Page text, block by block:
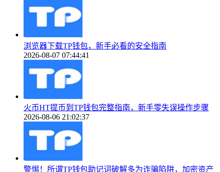
浏览器下载TP钱包，新手必看的安全指南
2026-08-07 07:44:41
火币HT提币到TP钱包完整指南，新手零失误操作步骤
2026-08-06 21:02:37
警惕！所谓TP钱包助记词破解多为诈骗陷阱，加密资产